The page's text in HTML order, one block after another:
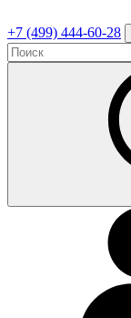
+7 (499) 444-60-28